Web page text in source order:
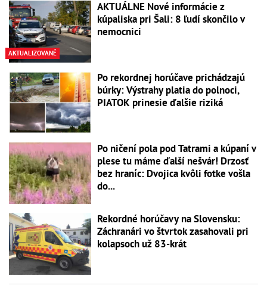
AKTUALIZOVANÉ
AKTUÁLNE Nové informácie z
kúpaliska pri Šali: 8 ľudí skončilo v
nemocnici
Po rekordnej horúčave prichádzajú
búrky: Výstrahy platia do polnoci,
PIATOK prinesie ďalšie riziká
Po ničení pola pod Tatrami a kúpaní v
plese tu máme ďalší nešvár! Drzosť
bez hraníc: Dvojica kvôli fotke vošla
do...
Rekordné horúčavy na Slovensku:
Záchranári vo štvrtok zasahovali pri
kolapsoch už 83-krát